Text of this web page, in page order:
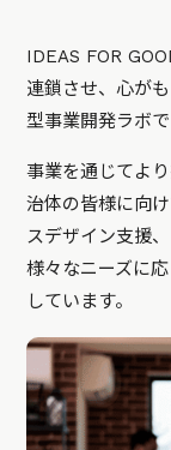
IDEAS FOR
連鎖させ、心が
型事業開発ラボで
事業を通じてよ
治体の皆様に向
スデザイン支援
様々なニーズに
しています。